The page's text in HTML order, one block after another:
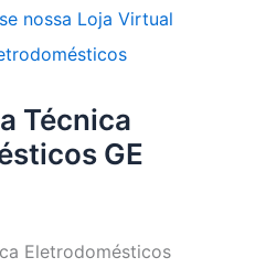
nossa Loja Virtual
Técnica
GE
Eletrodomésticos